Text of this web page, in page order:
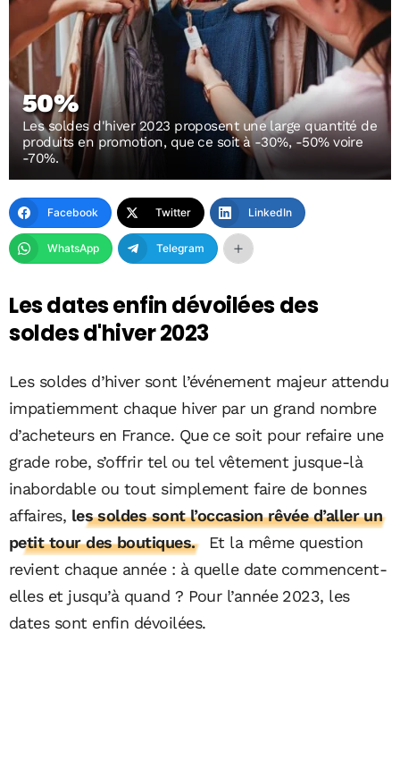
50%
Les soldes d'hiver 2023 proposent une large quantité de
produits en promotion, que ce soit à -30%, -50% voire
-70%.
Facebook Twitter LinkedIn
WhatsApp Telegram
Les dates enfin dévoilées des
soldes d'hiver 2023
Les soldes d’hiver sont l’événement majeur attendu
impatiemment chaque hiver par un grand nombre
d’acheteurs en France. Que ce soit pour refaire une
grade robe, s’offrir tel ou tel vêtement jusque-là
inabordable ou tout simplement faire de bonnes
affaires, les soldes sont l’occasion rêvée d’aller un
petit tour des boutiques.
Et la même question
revient chaque année : à quelle date commencent-
elles et jusqu’à quand ? Pour l’année 2023, les
dates sont enfin dévoilées.